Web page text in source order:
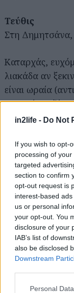
in2life - Do Not
If you wish to opt-
processing of
targeted
section to confirm
opt-out request is
interest-based
us or personal
your opt-out. You
disclosure of your
IAB’s list of
also be disclosed
Downstream
Please note that
Personal
Τεύθις
Στη Δημητσάνα,
Καταρχάς,
λιακάδα αν
είναι ωραία
αναμμένο
γιατί τα
εδώ; Φοβερά
τα οποία
πρόβατο, αν
πλεξούδα,
αλλάζουν
φασολάδα μην
και ο
τέλος, γύρω
Αναζήτηση
για...